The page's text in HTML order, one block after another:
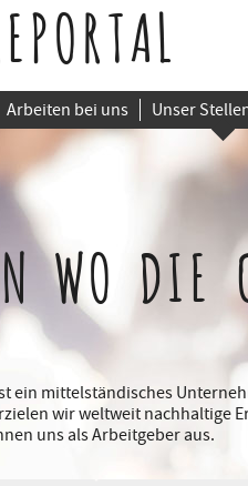
Arbeiten bei uns Unser
WO DIE
ein mittelständisches
wir weltweit nachhaltige
uns als Arbeitgeber aus.